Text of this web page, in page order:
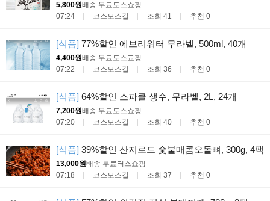
5,800원배송 무료토스쇼핑
07:24
코스모스길 조회 41 추천 0
[식품] 77%할인 에브리워터 무라벨, 500ml, 40개
4,400원배송 무료토스교핑
07:22
코스모스길 조회 36 추천 0
[식품] 64%할인 스파클 생수, 무라벨, 2L, 24개
7,200원배송 무료토스쇼핑
07:20
코스모스길 조회 40 추천 0
[식품] 39%할인 산지로드 숯불매콤오돌뼈, 300g, 4팩
13,000원배송 무료터스쇼핑
07:18
코스모스길 조회 37 추천 0